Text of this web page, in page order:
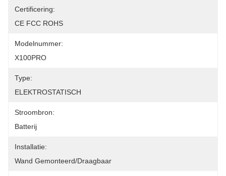
Certificering:
CE FCC ROHS
Modelnummer:
X100PRO
Type:
ELEKTROSTATISCH
Stroombron:
Batterij
Installatie:
Wand Gemonteerd/draagbaar